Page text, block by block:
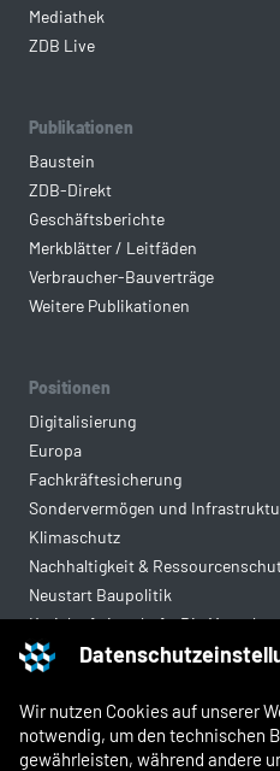
Wir nutzen Cookies auf unserer
notwendig, um den technischen
gewährleisten, während andere
Mediathek
ZDB Live
Publikationen
Baustein
ZDB-Direkt
Geschäftsberichte
Merkblätter / Leitfäden
Verbraucher-Bauverträge
Weitere Publikationen
Positionen
Digitalisierung
Europa
Fachkräftesicherung
Sondervermögen und
Klimaschutz
Nachhaltigkeit &
Neustart Baupolitik
Kreislaufwirtschaft: Die
Mittelstandsgerechte Vergabe
Rechtliches